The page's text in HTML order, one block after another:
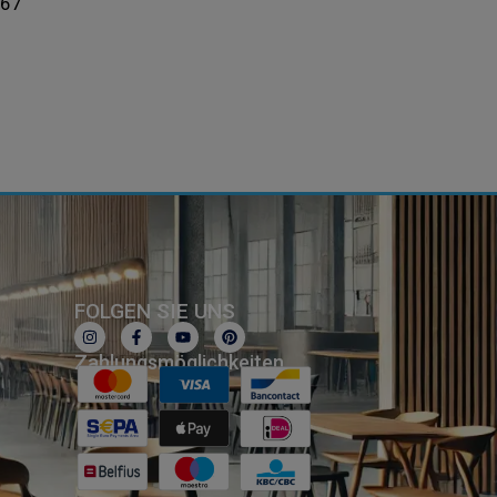
FOLGEN SIE UNS
Zahlungsmöglichkeiten